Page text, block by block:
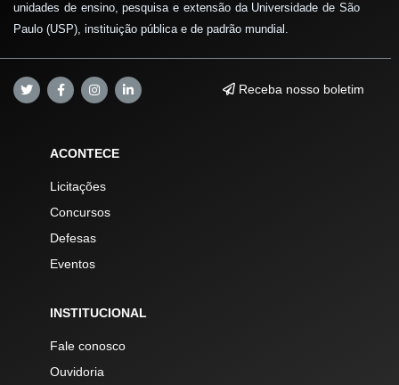
unidades de ensino, pesquisa e extensão da Universidade de São
Paulo (USP), instituição pública e de padrão mundial.
Receba nosso boletim
ACONTECE
Licitações
Concursos
Defesas
Eventos
INSTITUCIONAL
Fale conosco
Ouvidoria